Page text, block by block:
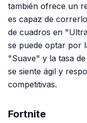
también ofrece un
es capaz de
de cuadros en
se puede optar por
"Suave" y la tasa
se siente ágil y
competitivas.
Fortnite